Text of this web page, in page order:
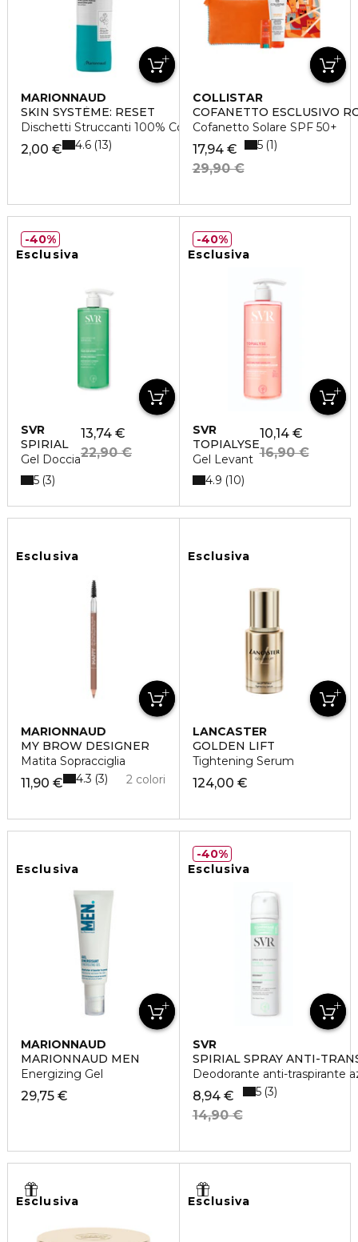
MARIONNAUD
SKIN SYSTÈME: RESET
Dischetti Struccanti 100% Cotone
2,00 € 4.6 13
COLLISTAR
COFANETTO ESCLUSIVO
Cofanetto Solare SPF 50+
17,94 €
29,90 €
5 1
Esclusiva
SVR
SPIRIAL
Gel Doccia
13,74 €
22,90 €
5 3
40%
Esclusiva
SVR
TOPIALYSE
Gel Levant
10,14 €
16,90 €
4.9 10
40%
Esclusiva
MARIONNAUD
MY BROW DESIGNER
Matita Sopracciglia
11,90 € 2 colori
4.3 3
Esclusiva
LANCASTER
GOLDEN LIFT
Tightening Serum
124,00 €
Esclusiva
MARIONNAUD
MARIONNAUD MEN
Energizing Gel
29,75 €
Esclusiva
SVR
SPIRIAL SPRAY ANTI-
Deodorante anti-traspirante
8,94 €
14,90 €
5 3
40%
Esclusiva Esclusiva